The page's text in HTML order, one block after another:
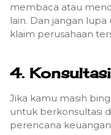
membaca atau
lain. Dan jangan
klaim perusahaan
4.
Jika kamu masih
untuk berkonsultasi
perencana